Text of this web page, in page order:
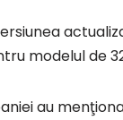
modelul de
au